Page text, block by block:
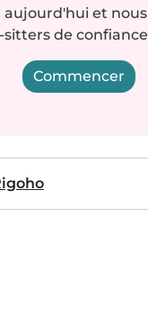
et
de
Commencer